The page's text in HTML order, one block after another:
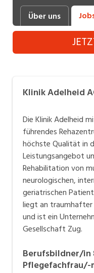
Industrie,
Produktion
Informatik,
Mechanik,
Medizin,
Sicherheit,
Verkauf,
Aussendienst
Über uns
Klinik Adelheid
Die Klinik Adelheid
führendes
höchste Qualität in
Leistungsangebot
Rehabilitation von
neurologischen,
geriatrischen
liegt an traumhafter
und ist ein
Gesellschaft Zug.
Berufsbildner/in
Pflegefachfrau/-